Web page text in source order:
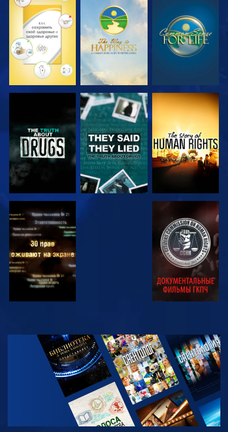
СМОТРЕТЬ СМОТРЕТЬ СМОТРЕТЬ
СМОТРЕТЬ СМОТРЕТЬ
СМОТРЕТЬ СМОТРЕТЬ
СМОТРЕТЬ
СМОТРЕТЬ
ПЕРЕДАЧИ